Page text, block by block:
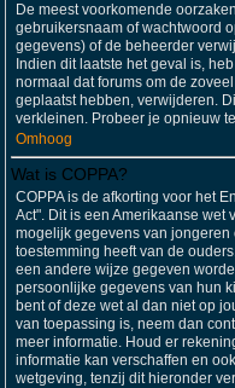
De meest voorkomende
gebruikersnaam of wachtwoord
gegevens) of de beheerder
Indien dit laatste het geval is,
normaal dat forums om de
geplaatst hebben, verwijderen.
verkleinen. Probeer je opnieuw
Omhoog
Wat is COPPA?
COPPA is de afkorting voor het
Act". Dit is een Amerikaanse wet
mogelijk gegevens van
toestemming heeft van de
een andere wijze gegeven
persoonlijke gegevens van hun
bent of deze wet al dan niet op
van toepassing is, neem dan
meer informatie. Houd er
informatie kan verschaffen en
wetgeving, tenzij dit hieronder